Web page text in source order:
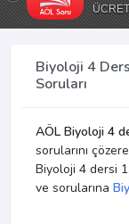
Biyoloji 4
Soruları
AÖL Biyoloji 4
sorularını
Biyoloji 4 dersi
ve sorularına